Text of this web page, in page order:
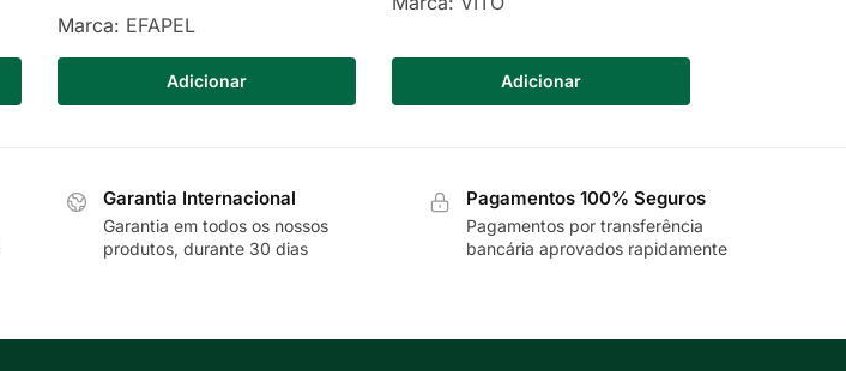
Marca: EFAPEL
Adicionar Adicionar
Garantia Internacional
Garantia em todos os nossos
produtos, durante 30 dias
Pagamentos 100% Seguros
Pagamentos por transferência
bancária aprovados rapidamente